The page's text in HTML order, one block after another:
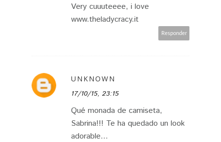
Very cuuuteeee, i love
www.theladycracy.it
Responder
UNKNOWN
17/10/15, 23:15
Qué monada de camiseta,
Sabrina!!! Te ha quedado un look
adorable...